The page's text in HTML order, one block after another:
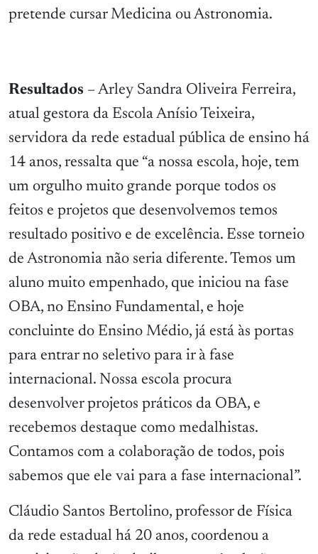
pretende cursar Medicina ou Astronomia.
Resultados – Arley Sandra Oliveira Ferreira,
atual gestora da Escola Anísio Teixeira,
servidora da rede estadual pública de ensino há
14 anos, ressalta que “a nossa escola, hoje, tem
um orgulho muito grande porque todos os
feitos e projetos que desenvolvemos temos
resultado positivo e de excelência. Esse torneio
de Astronomia não seria diferente. Temos um
aluno muito empenhado, que iniciou na fase
OBA, no Ensino Fundamental, e hoje
concluinte do Ensino Médio, já está às portas
para entrar no seletivo para ir à fase
internacional. Nossa escola procura
desenvolver projetos práticos da OBA, e
recebemos destaque como medalhistas.
Contamos com a colaboração de todos, pois
sabemos que ele vai para a fase internacional”.
Cláudio Santos Bertolino, professor de Física
da rede estadual há 20 anos, coordenou a